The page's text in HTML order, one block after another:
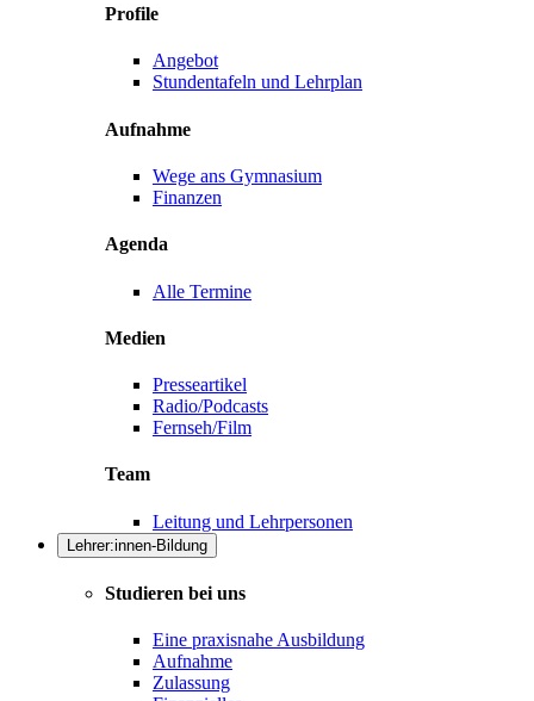
Profile
Angebot
Stundentafeln und Lehrplan
Aufnahme
Wege ans Gymnasium
Finanzen
Agenda
Alle Termine
Medien
Presseartikel
Radio/Podcasts
Fernseh/Film
Team
Leitung und Lehrpersonen
Lehrer:innen-Bildung
Studieren bei uns
Eine praxisnahe Ausbildung
Aufnahme
Zulassung